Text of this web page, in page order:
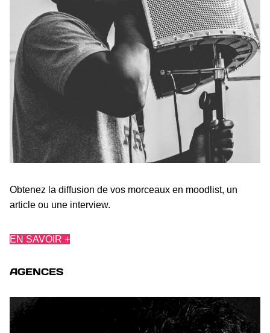
Obtenez la diffusion de vos morceaux en moodlist, un
article ou une interview.
EN SAVOIR +
AGENCES